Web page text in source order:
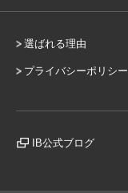
選ばれる理由
プライバシーポリシー
IB公式ブログ